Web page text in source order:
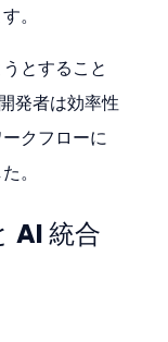
。
とすること
発者は効率性
クフローに
。
統合